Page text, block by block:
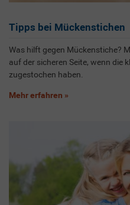
Tipps bei Mückenstichen
Was hilft gegen Mückenstiche?
auf der sicheren Seite, wenn die
zugestochen haben.
Mehr erfahren